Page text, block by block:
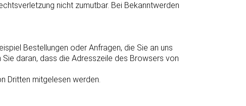
nicht zumutbar. Bei Bekanntwerden
Bestellungen oder Anfragen, die Sie an uns
Sie daran, dass die Adresszeile des Browsers von
Dritten mitgelesen werden.